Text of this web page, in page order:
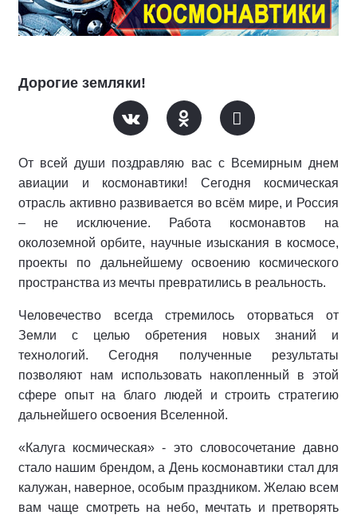
Дорогие земляки!
От всей души поздравляю вас с Всемирным днем
авиации и космонавтики! Сегодня космическая
отрасль активно развивается во всём мире, и Россия
– не исключение. Работа космонавтов на
околоземной орбите, научные изыскания в космосе,
проекты по дальнейшему освоению космического
пространства из мечты превратились в реальность.
Человечество всегда стремилось оторваться от
Земли с целью обретения новых знаний и
технологий. Сегодня полученные результаты
позволяют нам использовать накопленный в этой
сфере опыт на благо людей и строить стратегию
дальнейшего освоения Вселенной.
«Калуга космическая» - это словосочетание давно
стало нашим брендом, а День космонавтики стал для
калужан, наверное, особым праздником. Желаю всем
вам чаще смотреть на небо, мечтать и претворять